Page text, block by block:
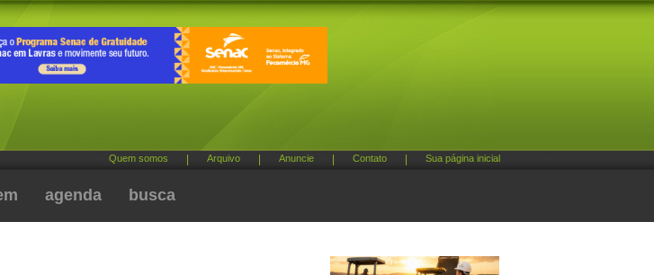
Quem somos Arquivo Anuncie Contato Sua página inicial
agenda busca